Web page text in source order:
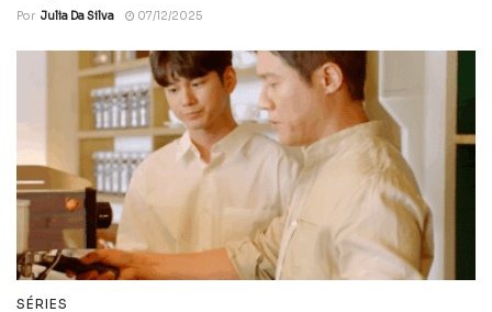
Por Julia Da Silva 07/12/2025
SÉRIES